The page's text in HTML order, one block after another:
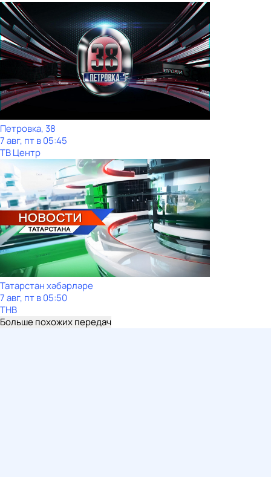
Петровка, 38
7 авг, пт в 05:45
ТВ Центр
Татарстан хәбәрләре
7 авг, пт в 05:50
ТНВ
Больше похожих передач